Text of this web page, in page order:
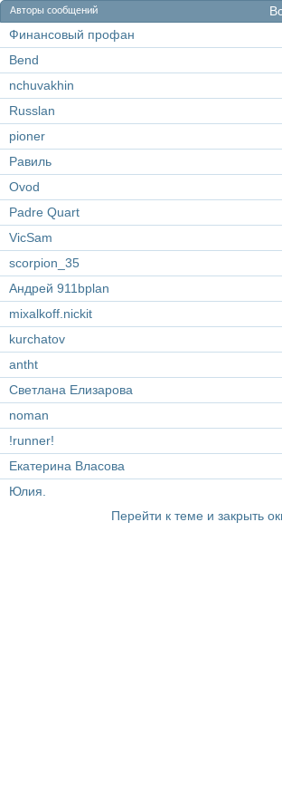
Авторы сообщений
Финансовый профан
Bend
nchuvakhin
Russlan
pioner
Равиль
Ovod
Padre Quart
VicSam
scorpion_35
Андрей 911bplan
mixalkoff.nickit
kurchatov
antht
Светлана Елизарова
noman
!runner!
Екатерина Власова
Юлия.
Перейти к теме и закрыть